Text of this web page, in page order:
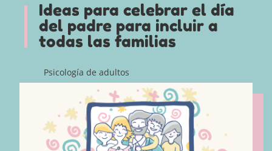
Ideas para celebrar el día
del padre para incluir a
todas las familias
Psicología de adultos